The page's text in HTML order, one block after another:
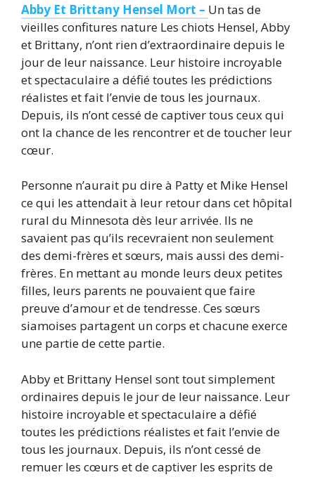
Abby Et Brittany Hensel Mort – Un tas de
vieilles confitures nature Les chiots Hensel, Abby
et Brittany, n’ont rien d’extraordinaire depuis le
jour de leur naissance. Leur histoire incroyable
et spectaculaire a défié toutes les prédictions
réalistes et fait l’envie de tous les journaux.
Depuis, ils n’ont cessé de captiver tous ceux qui
ont la chance de les rencontrer et de toucher leur
cœur.
Personne n’aurait pu dire à Patty et Mike Hensel
ce qui les attendait à leur retour dans cet hôpital
rural du Minnesota dès leur arrivée. Ils ne
savaient pas qu’ils recevraient non seulement
des demi-frères et sœurs, mais aussi des demi-
frères. En mettant au monde leurs deux petites
filles, leurs parents ne pouvaient que faire
preuve d’amour et de tendresse. Ces sœurs
siamoises partagent un corps et chacune exerce
une partie de cette partie.
Abby et Brittany Hensel sont tout simplement
ordinaires depuis le jour de leur naissance. Leur
histoire incroyable et spectaculaire a défié
toutes les prédictions réalistes et fait l’envie de
tous les journaux. Depuis, ils n’ont cessé de
remuer les cœurs et de captiver les esprits de